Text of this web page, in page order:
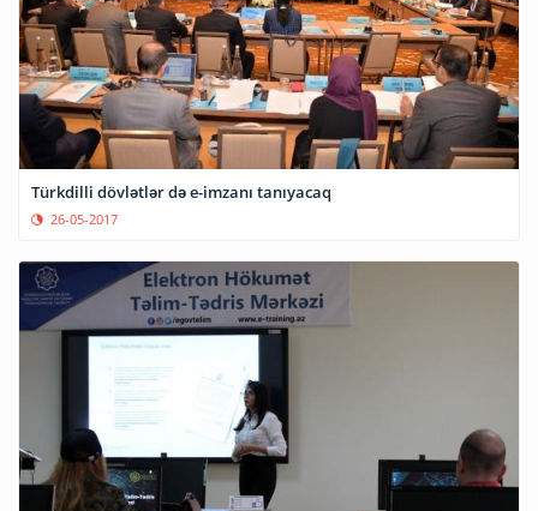
Türkdilli dövlətlər də e-imzanı tanıyacaq
26-05-2017